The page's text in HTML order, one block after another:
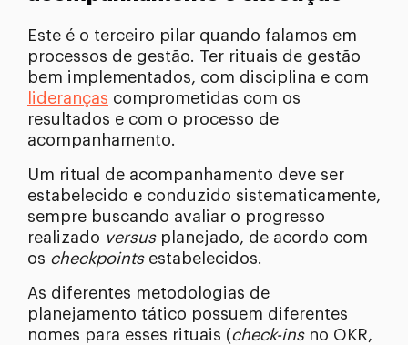
Este é o terceiro pilar quando falamos em
processos de gestão. Ter rituais de gestão
bem implementados, com disciplina e com
lideranças comprometidas com os
resultados e com o processo de
acompanhamento.
Um ritual de acompanhamento deve ser
estabelecido e conduzido sistematicamente,
sempre buscando avaliar o progresso
realizado versusplanejado, de acordo com
os checkpointsestabelecidos.
As diferentes metodologias de
planejamento tático possuem diferentes
nomes para esses rituais (check-insno OKR,